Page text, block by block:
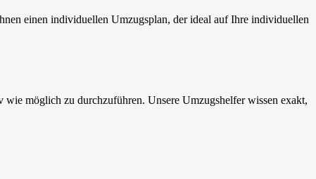
einen individuellen Umzugsplan, der ideal auf Ihre individuellen
möglich zu durchzuführen. Unsere Umzugshelfer wissen exakt,